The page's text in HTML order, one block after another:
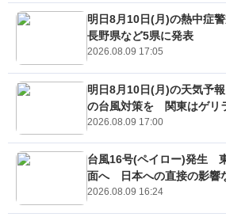
明日8月10日(月)の熱中症
長野県など5県に発表
2026.08.09 17:05
明日8月10日(月)の天気予
の台風対策を 関東はゲリ
2026.08.09 17:00
台風16号(ペイロー)発生
面へ 日本への直接の影響
2026.08.09 16:24